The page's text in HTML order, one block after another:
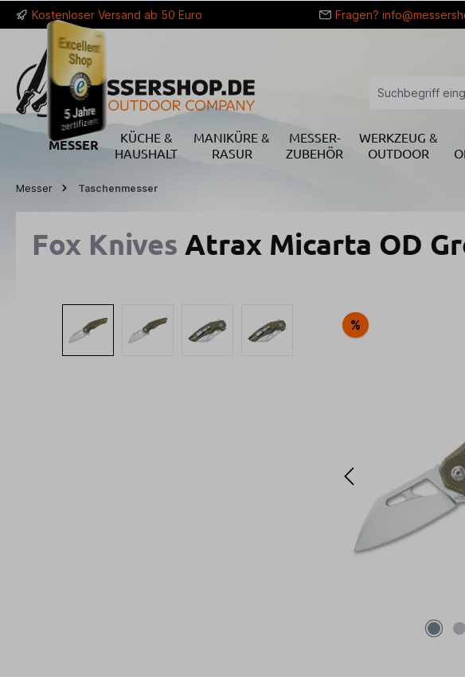
Zur Hauptnavigation springen
Kostenloser Versand ab 50 Euro Fragen?
MESSER
KÜCHE &
HAUSHALT
MANIKÜRE &
RASUR
MESSER-
ZUBEHÖR
WERKZEUG &
OUTDOOR
Messer Taschenmesser
Fox Knives Atrax Micarta OD
%